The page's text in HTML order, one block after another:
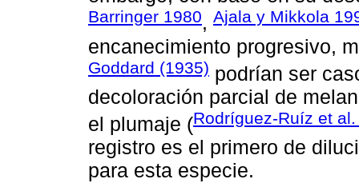
Barringer 1980, Ajala y Mikkola
encanecimiento progresivo,
Goddard (1935) podrían ser
decoloración parcial de
el plumaje (Rodríguez-Ruíz et
registro es el primero de
para esta especie.